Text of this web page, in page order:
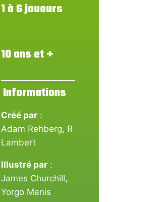
1 à 6 joueurs
10 ans et +
Informations
Créé par :
Adam Rehberg, R
Lambert
Illustré par :
James Churchill,
Yorgo Manis